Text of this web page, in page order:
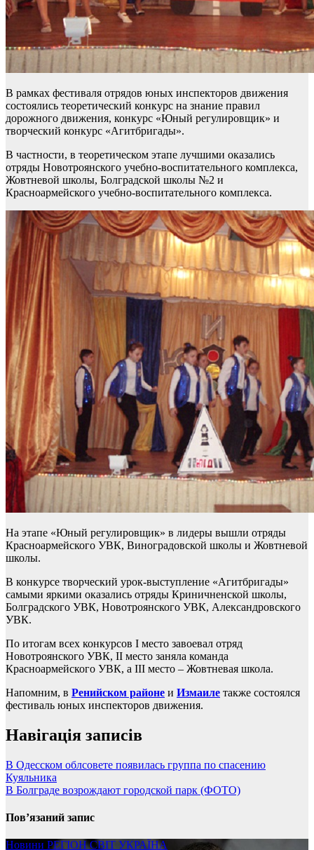
В рамках фестиваля отрядов юных инспекторов движения
состоялись теоретический конкурс на знание правил
дорожного движения, конкурс «Юный регулировщик» и
творческий конкурс «Агитбригады».
В частности, в теоретическом этапе лучшими оказались
отряды Новотроянского учебно-воспитательного комплекса,
Жовтневой школы, Болградской школы №2 и
Красноармейского учебно-воспитательного комплекса.
На этапе «Юный регулировщик» в лидеры вышли отряды
Красноармейского УВК, Виноградовской школы и Жовтневой
школы.
В конкурсе творческий урок-выступление «Агитбригады»
самыми яркими оказались отряды Криничненской школы,
Болградского УВК, Новотроянского УВК, Александровского
УВК.
По итогам всех конкурсов I место завоевал отряд
Новотроянского УВК, II место заняла команда
Красноармейского УВК, а III место – Жовтневая школа.
Напомним, в Ренийском районе и Измаиле также состоялся
фестиваль юных инспекторов движения.
Навігація записів
В Одесском облсовете появилась группа по спасению
Куяльника
В Болграде возрождают городской парк (ФОТО)
Пов’язаний запис
Новини РЕГІОНСВІТ УКРАЇНА